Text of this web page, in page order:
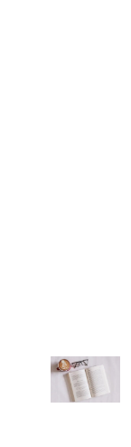
ADD TO
BASKET
/